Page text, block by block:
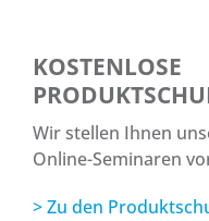
KOSTENLOSE
Wir stellen Ihnen
Online-Seminaren
> Zu den